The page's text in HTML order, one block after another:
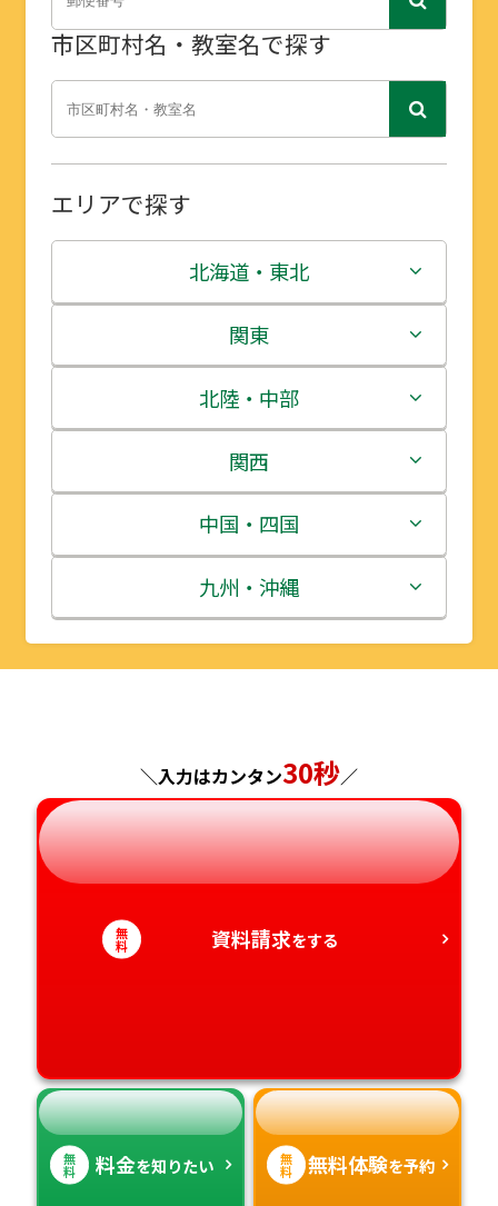
市区町村名・教室名で探す
エリアで探す
北海道・東北
北海道
青森県
岩手県
宮城県
秋田県
山形県
関東
茨城県
栃木県
群馬県
埼玉県
千葉県
神奈川県
北陸・中部
新潟県
富山県
石川県
福井県
長野県
岐阜県
静岡県
愛知県
関西
三重県
滋賀県
京都府
兵庫県
奈良県
和歌山県
中国・四国
鳥取県
島根県
広島県
山口県
徳島県
香川県
高知県
九州・沖縄
福岡県
長崎県
熊本県
宮崎県
沖縄県
＼入力はカンタン30秒／
無
料 資料請求をする
無
料 料金を知りたい 無
料 無料体験を予約